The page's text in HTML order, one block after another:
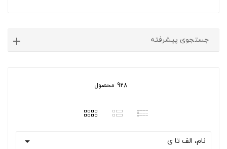
جستجوی پیشرفته
928 محصول
نام، الف تا ی 